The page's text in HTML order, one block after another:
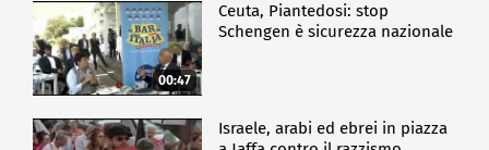
00:47
Ceuta, Piantedosi: stop
Schengen è sicurezza nazionale
Israele, arabi ed ebrei in piazza